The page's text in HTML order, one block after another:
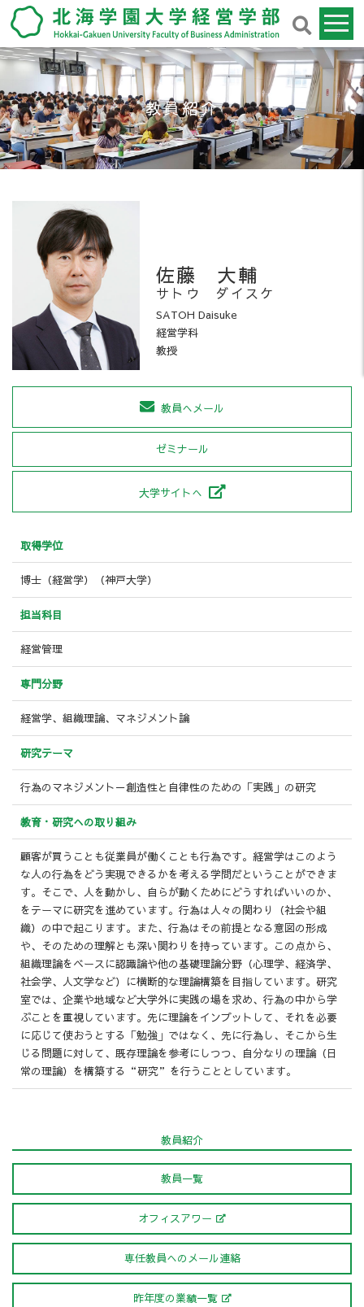
教員紹介
佐藤 大輔
サトウ ダイスケ
SATOH Daisuke
経営学科
教授
教員へメール
ゼミナール
大学サイトへ
取得学位
博士（経営学）（神戸大学）
担当科目
経営管理
専門分野
経営学、組織理論、マネジメント論
研究テーマ
行為のマネジメント－創造性と自律性のための「実践」の研究
教育・研究への取り組み
顧客が買うことも従業員が働くことも行為です。経営学はこのよう
な人の行為をどう実現できるかを考える学問だということができま
す。そこで、人を動かし、自らが動くためにどうすればいいのか、
をテーマに研究を進めています。行為は人々の関わり（社会や組
織）の中で起こります。また、行為はその前提となる意図の形成
や、そのための理解とも深い関わりを持っています。この点から、
組織理論をベースに認識論や他の基礎理論分野（心理学、経済学、
社会学、人文学など）に横断的な理論構築を目指しています。研究
室では、企業や地域など大学外に実践の場を求め、行為の中から学
ぶことを重視しています。先に理論をインプットして、それを必要
に応じて使おうとする「勉強」ではなく、先に行為し、そこから生
じる問題に対して、既存理論を参考にしつつ、自分なりの理論（日
常の理論）を構築する“研究”を行うこととしています。
教員紹介
教員一覧
オフィスアワー
専任教員へのメール連絡
昨年度の業績一覧